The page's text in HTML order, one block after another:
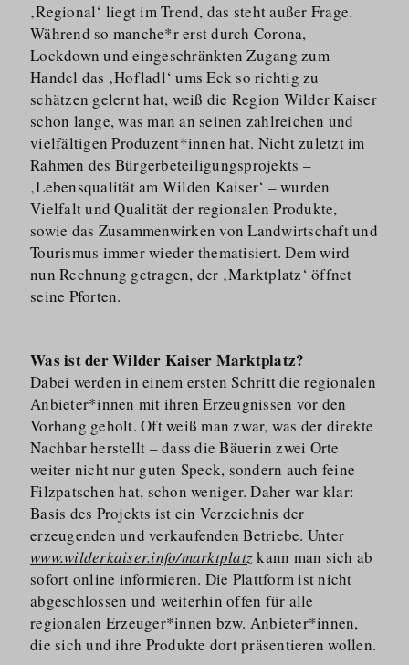
‚Regional‘ liegt im Trend, das steht außer Frage.
Während so manche*r erst durch Corona,
Lockdown und eingeschränkten Zugang zum
Handel das ‚Hofladl‘ ums Eck so richtig zu
schätzen gelernt hat, weiß die Region Wilder Kaiser
schon lange, was man an seinen zahlreichen und
vielfältigen Produzent*innen hat. Nicht zuletzt im
Rahmen des Bürgerbe­tei­li­gungs­projekts –
‚Lebensqualität am Wilden Kaiser‘ – wurden
Vielfalt und Qualität der regionalen Produkte,
sowie das Zusammenwirken von Landwirtschaft und
Tourismus immer wieder thematisiert. Dem wird
nun Rechnung getragen, der ‚Marktplatz‘ öffnet
seine Pforten.
Was ist der Wilder Kaiser Marktplatz?
Dabei werden in einem ersten Schritt die regionalen
Anbieter*innen mit ihren Erzeugnissen vor den
Vorhang geholt. Oft weiß man zwar, was der direkte
Nachbar herstellt – dass die Bäuerin zwei Orte
weiter nicht nur guten Speck, sondern auch feine
Filzpatschen hat, schon weniger. Daher war klar:
Basis des Projekts ist ein Verzeichnis der
erzeugenden und verkaufenden Betriebe. Unter
www.wilderkaiser.info/marktplatzkann man sich ab
sofort online informieren. Die Plattform ist nicht
abgeschlossen und weiterhin offen für alle
regionalen Erzeuger*innen bzw. Anbieter*innen,
die sich und ihre Produkte dort präsentieren wollen.